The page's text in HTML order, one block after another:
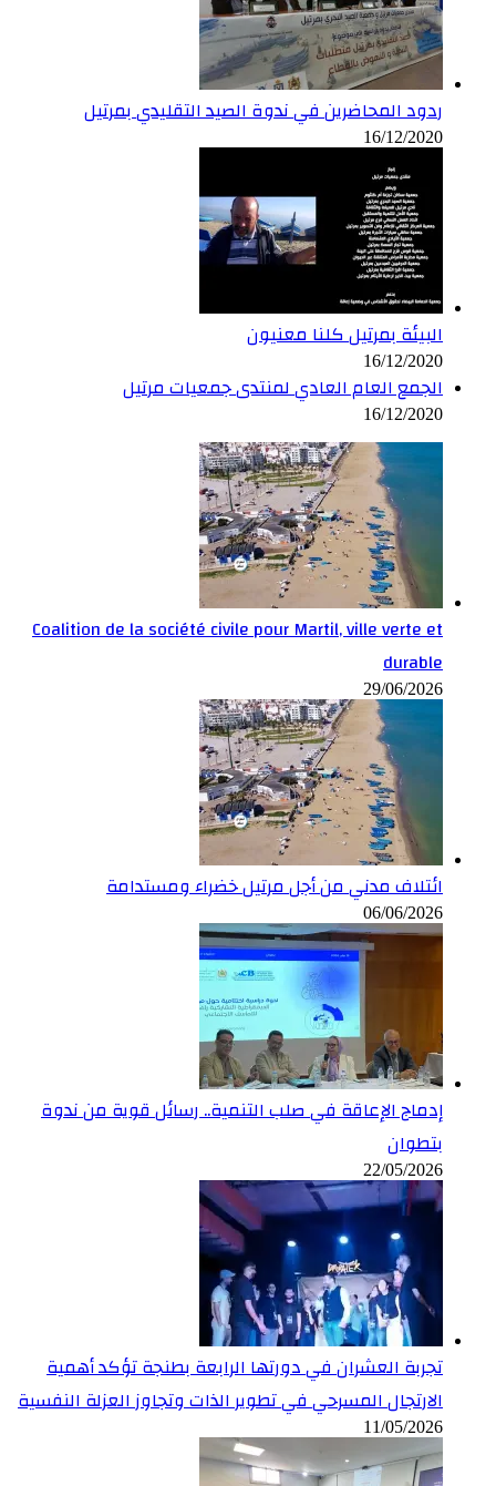
ردود المحاضرين في ندوة الصيد التقليدي بمرتيل
16/12/2020
البيئة بمرتيل كلنا معنيون
16/12/2020
الجمع العام العادي لمنتدى جمعيات مرتيل
16/12/2020
Coalition de la société civile pour Martil, ville verte et
durable
29/06/2026
ائتلاف مدني من أجل مرتيل خضراء ومستدامة
06/06/2026
إدماج الإعاقة في صلب التنمية.. رسائل قوية من ندوة
بتطوان
22/05/2026
تجربة العشران في دورتها الرابعة بطنجة تؤكد أهمية
الارتجال المسرحي في تطوير الذات وتجاوز العزلة النفسية
11/05/2026